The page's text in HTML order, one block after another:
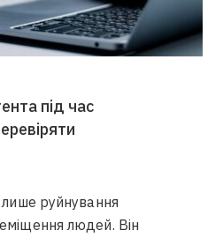
під час
руйнування
людей. Він